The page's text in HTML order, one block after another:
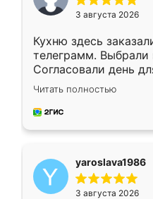
3 августа 2026
Кухню здесь
телеграмм.
Согласовали день
недели кухня была
довольны работой.
мебель за
Читать полностью
yaroslava1986
3 августа 2026